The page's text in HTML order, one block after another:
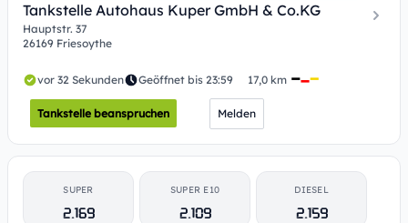
Tankstelle Autohaus Kuper GmbH & Co.KG
Hauptstr. 37
26169 Friesoythe
vor 32 Sekunden Geöffnet bis 23:59 17,0 km
Tankstelle beanspruchen Melden
SUPER
2.169
SUPER E10
2.109
DIESEL
2.159